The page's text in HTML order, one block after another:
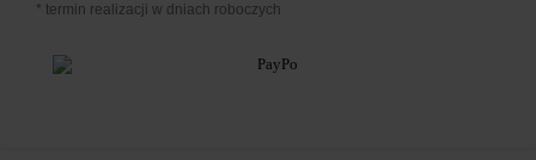
* termin realizacji w dniach roboczych